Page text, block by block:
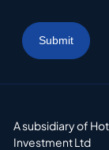
A subsidiary of
Investment Ltd